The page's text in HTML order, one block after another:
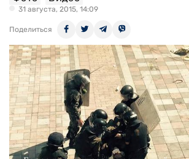
31 августа, 2015, 14:09
Поделиться